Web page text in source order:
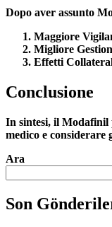
Dopo aver assunto
Maggiore
Migliore
Effetti
Conclusione
In sintesi, il Modafinil
medico e considerare
Ara
Son